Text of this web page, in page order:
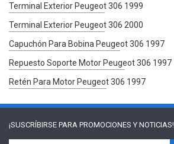
Terminal Exterior Peugeot 306 1999
Terminal Exterior Peugeot 306 2000
Capuchón Para Bobina Peugeot 306 1997
Repuesto Soporte Motor Peugeot 306 1997
Retén Para Motor Peugeot 306 1997
¡SUSCRÍBIRSE PARA PROMOCIONES Y NOTICIAS!